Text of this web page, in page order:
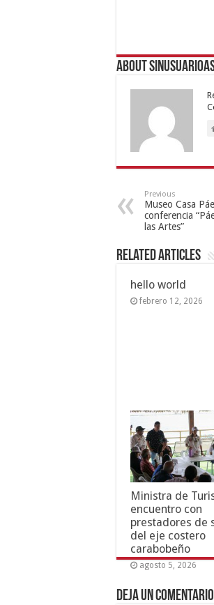
About
Previous
Museo Casa
conferencia
las Artes”
Related Articles
hello world
febrero 12, 2026
Ministra de
encuentro con
prestadores de
del eje costero
carabobeño
agosto 5, 2026
Deja un comentario